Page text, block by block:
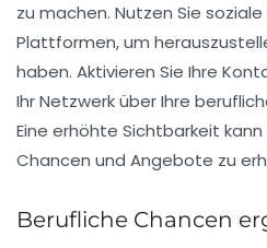
zu machen. Nutzen Sie
Plattformen, um
haben. Aktivieren Sie Ihre
Ihr Netzwerk über Ihre
Eine erhöhte Sichtbarkeit
Chancen und Angebote zu
Berufliche Chancen